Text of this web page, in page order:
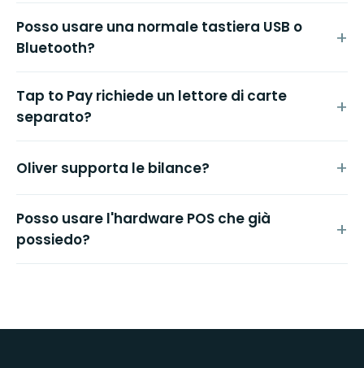
Posso usare una normale tastiera USB o
Bluetooth?
Tap to Pay richiede un lettore di carte
separato?
Oliver supporta le bilance?
Posso usare l'hardware POS che già
possiedo?